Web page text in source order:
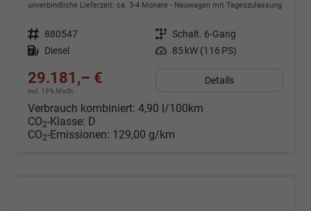
unverbindliche Lieferzeit: ca. 3-4 Monate Neuwagen mit Tageszulassung
Fahrzeugnr. 880547 Getriebe Schalt. 6-Gang
Kraftstoff Diesel Leistung 85 kW (116 PS)
29.181,– €
incl. 19% MwSt.
Details
Verbrauch kombiniert: 4,90 l/100km
CO2-Klasse: D
CO2-Emissionen: 129,00 g/km